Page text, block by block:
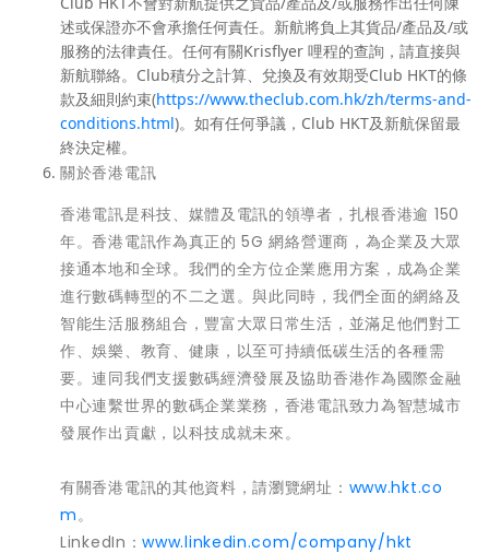
述或保證亦不會承擔任何責任。新航將負上其貨品/產品及/或
服務的法律責任。任何有關Krisflyer 哩程的查詢，請直接與
新航聯絡。Club積分之計算、兌換及有效期受Club HKT的條
款及細則約束(https://www.theclub.com.hk/zh/terms-and-
conditions.html)。如有任何爭議，Club HKT及新航保留最
終決定權。
關於香港電訊
香港電訊是科技、媒體及電訊的領導者，扎根香港逾 150
年。香港電訊作為真正的 5G 網絡營運商，為企業及大眾
接通本地和全球。我們的全方位企業應用方案，成為企業
進行數碼轉型的不二之選。與此同時，我們全面的網絡及
智能生活服務組合，豐富大眾日常生活，並滿足他們對工
作、娛樂、教育、健康，以至可持續低碳生活的各種需
要。連同我們支援數碼經濟發展及協助香港作為國際金融
中心連繫世界的數碼企業業務，香港電訊致力為智慧城市
發展作出貢獻，以科技成就未來。
有關香港電訊的其他資料，請瀏覽網址： www.hkt.co
m。
LinkedIn：www.linkedin.com/company/hkt